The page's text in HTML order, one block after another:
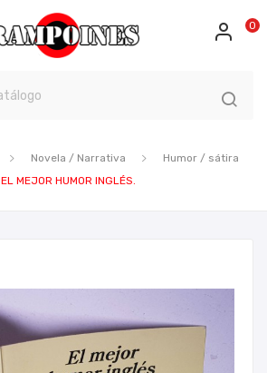
0
Novela / Narrativa
Humor / sátira
EL MEJOR HUMOR INGLÉS.